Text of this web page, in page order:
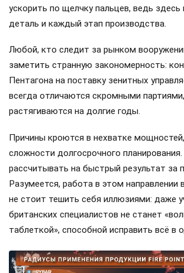
ускорить по щелчку пальцев, ведь
деталь и каждый этап производства.
Любой, кто следит за рынком
заметить странную закономерность:
Пентагона на поставку зенитных
всегда отличаются скромными
растягиваются на долгие годы.
Причины кроются в нехватке
сложности долгосрочного
рассчитывать на быстрый результат за
Разумеется, работа в этом направлении
не стоит тешить себя иллюзиями: даже
британских специалистов не станет
таблеткой», способной исправить всё в